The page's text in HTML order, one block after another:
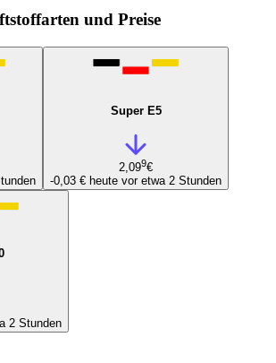
und Preise
Super E5
2,099€
-0,03 € heute vor etwa 2 Stunden
2 Stunden